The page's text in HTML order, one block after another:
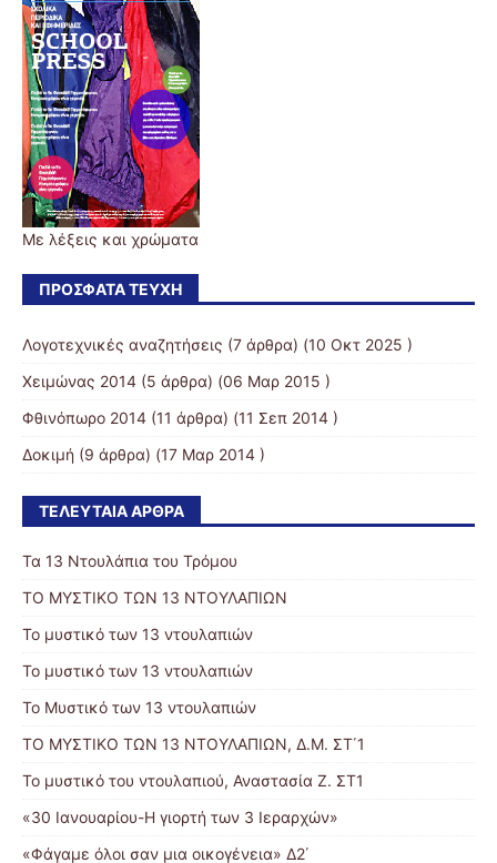
Με λέξεις και χρώματα
ΠΡΌΣΦΑΤΑ ΤΕΎΧΗ
Λογοτεχνικές αναζητήσεις (7 άρθρα) (10 Οκτ 2025 )
Χειμώνας 2014 (5 άρθρα) (06 Μαρ 2015 )
Φθινόπωρο 2014 (11 άρθρα) (11 Σεπ 2014 )
Δοκιμή (9 άρθρα) (17 Μαρ 2014 )
ΤΕΛΕΥΤΑΊΑ ΆΡΘΡΑ
Τα 13 Ντουλάπια του Τρόμου
ΤΟ ΜΥΣΤΙΚΟ ΤΩΝ 13 ΝΤΟΥΛΑΠΙΩΝ
Το μυστικό των 13 ντουλαπιών
Το μυστικό των 13 ντουλαπιών
Το Μυστικό των 13 ντουλαπιών
ΤΟ ΜΥΣΤΙΚΟ ΤΩΝ 13 ΝΤΟΥΛΑΠΙΩΝ, Δ.Μ. ΣΤ΄1
Το μυστικό του ντουλαπιού, Αναστασία Ζ. ΣΤ1
«30 Ιανουαρίου-Η γιορτή των 3 Ιεραρχών»
«Φάγαμε όλοι σαν μια οικογένεια» Δ2΄